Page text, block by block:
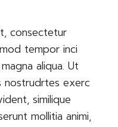
consectetur
tempor inci
aliqua. Ut
nostrudrtes exerc
similique
mollitia animi,